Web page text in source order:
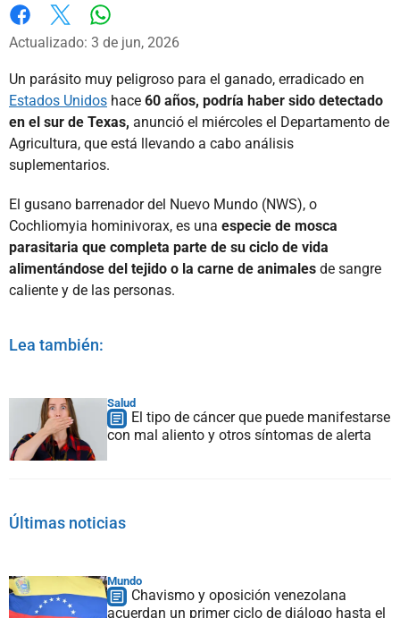
Facebook
X
Actualizado: 3 de jun, 2026
Un parásito muy peligroso para el ganado, erradicado en
Estados Unidos hace 60 años, podría haber sido detectado
en el sur de Texas, anunció el miércoles el Departamento de
Agricultura, que está llevando a cabo análisis
suplementarios.
El gusano barrenador del Nuevo Mundo (NWS), o
Cochliomyia hominivorax, es una especie de mosca
parasitaria que completa parte de su ciclo de vida
alimentándose del tejido o la carne de animales de sangre
caliente y de las personas.
Lea también:
Salud
El tipo de cáncer que puede manifestarse
con mal aliento y otros síntomas de alerta
Últimas noticias
Mundo
Chavismo y oposición venezolana
acuerdan un primer ciclo de diálogo hasta el